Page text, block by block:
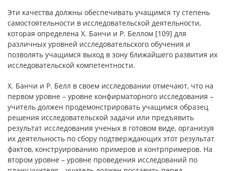
Эти качества должны обеспечивать учащимся ту степень
самостоятельности в исследовательской деятельности,
которая определена Х. Банчи и Р. Беллом [109] для
различных уровней исследовательского обучения и
позволять учащимся выход в зону ближайшего развития их
исследовательской компетентности.
Х. Банчи и Р. Белл в своем исследовании отмечают, что на
первом уровне – уровне конфирматорного исследования –
учитель должен продемонстрировать учащимся образец
решения исследовательской задачи или предъявить
результат исследования ученых в готовом виде, организуя
их деятельность по сбору подтверждающих этот результат
фактов, конструированию примеров и контрпримеров. На
втором уровне – уровне проведения исследований по